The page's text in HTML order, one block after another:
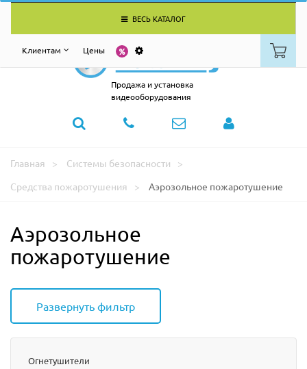
ВЕСЬ КАТАЛОГ
Клиентам Цены
Продажа и установка
видеооборудования
Главная
Системы безопасности
Средства пожаротушения
Аэрозольное пожаротушение
Аэрозольное
пожаротушение
Развернуть фильтр
Огнетушители